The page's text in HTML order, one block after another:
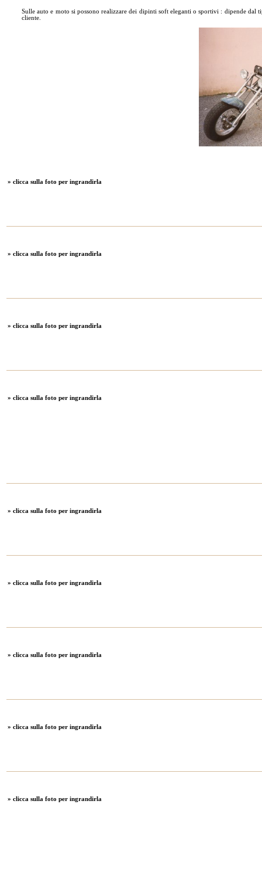
Sulle auto e moto si possono realizzare dei dipinti soft eleganti o sportivi : dipende
cliente.
» clicca sulla foto per ingrandirla
» clicca sulla foto per ingrandirla
» clicca sulla foto per ingrandirla
» clicca sulla foto per ingrandirla
» clicca sulla foto per ingrandirla
» clicca sulla foto per ingrandirla
» clicca sulla foto per ingrandirla
» clicca sulla foto per ingrandirla
» clicca sulla foto per ingrandirla